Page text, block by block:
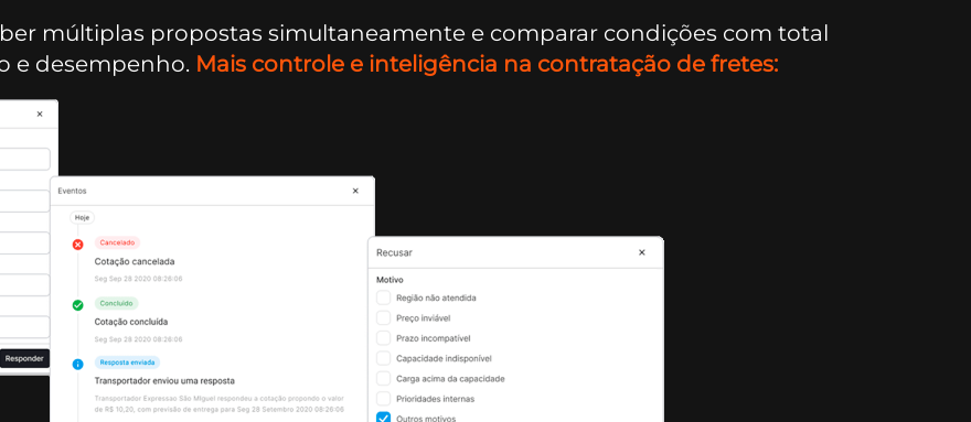
múltiplas propostas simultaneamente e comparar condições com total
e desempenho. Mais controle e inteligência na contratação de fretes: